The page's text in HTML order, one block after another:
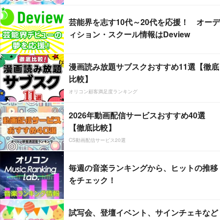
芸能界を志す10代～20代を応援！ オーデ
ィション・スクール情報はDeview
漫画読み放題サブスクおすすめ11選【徹底
比較】
オリコン顧客満足度ランキング
2026年動画配信サービスおすすめ40選
【徹底比較】
CS動画配信サービス20選
毎週の音楽ランキングから、ヒットの推移
をチェック！
試写会、登壇イベント、サインチェキなど